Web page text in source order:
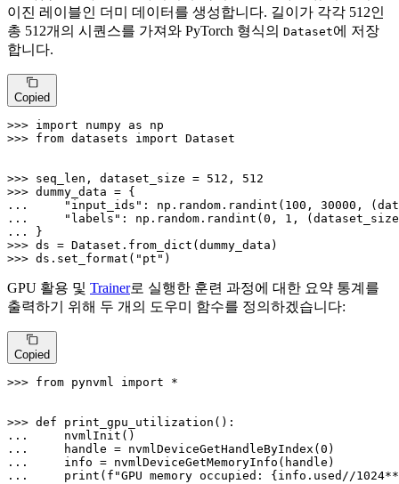
이진 레이블인 더미 데이터를 생성합니다. 길이가 각각 512인
총 512개의 시퀀스를 가져와 PyTorch 형식의 Dataset에 저장
합니다.
Copied
>>> import numpy as
>>> from datasets import Dataset
>>> seq_len, dataset_size = 512 , 512
>>>
...
"input_ids" : np.random.randint( 100 , 30000
...
"labels" : np.random.randint( 0 , 1
...
>>>
>>> ds.set_format( "pt" )
GPU 활용 및 Trainer로 실행한 훈련 과정에 대한 요약 통계를
출력하기 위해 두 개의 도우미 함수를 정의하겠습니다:
Copied
>>> from pynvml import *
>>> def print_gpu_utilization
...
...
    handle = nvmlDeviceGetHandleByIndex(
0
...
...
print ( f"GPU memory occupied: {info.used//1024**